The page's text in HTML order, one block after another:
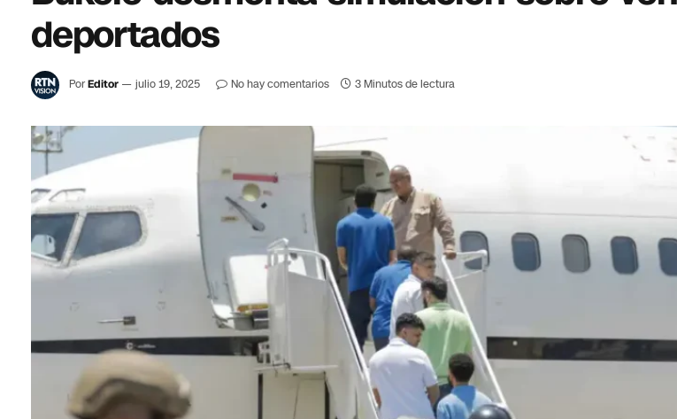
deportados
PorEditor julio 19, 2025 No hay comentarios 3 Minutos de lectura